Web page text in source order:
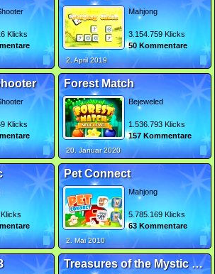
Klicks
Mahjong
3.154.759 Klicks
50 Kommentare
2. April 2019
Klicks
Forest Match
Bejeweled
1.536.793 Klicks
157 Kommentare
20. Januar 2020
Pet Connect
Mahjong
5.785.169 Klicks
63 Kommentare
2. Mai 2010
Treasures of the Mystic Sea 2